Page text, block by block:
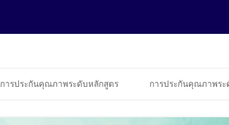
การประกันคุณภาพระดับหลักสูตร การประกันคุณภาพร